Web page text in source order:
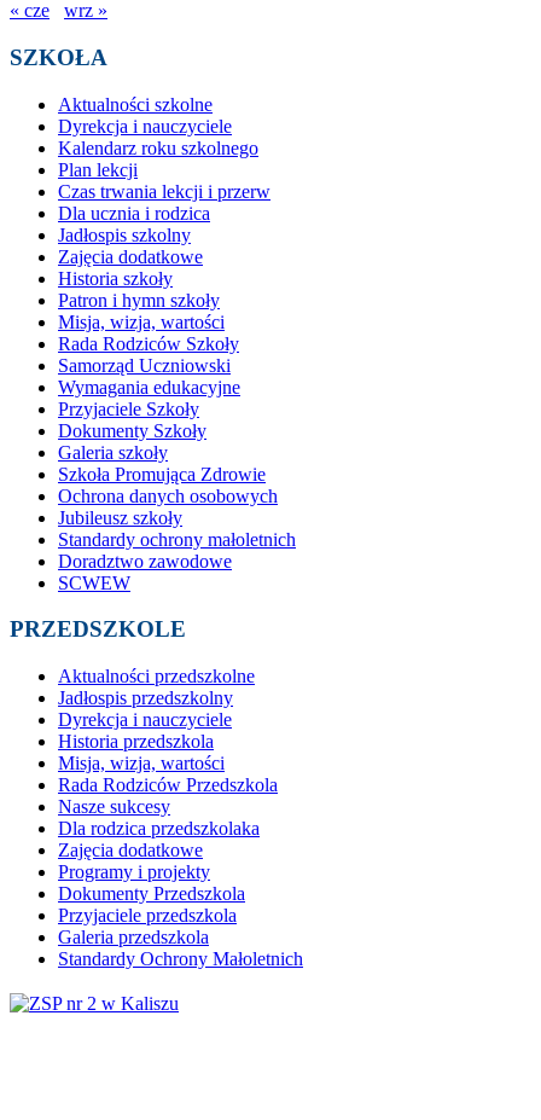
« cze
wrz »
SZKOŁA
Aktualności szkolne
Dyrekcja i nauczyciele
Kalendarz roku szkolnego
Plan lekcji
Czas trwania lekcji i przerw
Dla ucznia i rodzica
Jadłospis szkolny
Zajęcia dodatkowe
Historia szkoły
Patron i hymn szkoły
Misja, wizja, wartości
Rada Rodziców Szkoły
Samorząd Uczniowski
Wymagania edukacyjne
Przyjaciele Szkoły
Dokumenty Szkoły
Galeria szkoły
Szkoła Promująca Zdrowie
Ochrona danych osobowych
Jubileusz szkoły
Standardy ochrony małoletnich
Doradztwo zawodowe
SCWEW
PRZEDSZKOLE
Aktualności przedszkolne
Jadłospis przedszkolny
Dyrekcja i nauczyciele
Historia przedszkola
Misja, wizja, wartości
Rada Rodziców Przedszkola
Nasze sukcesy
Dla rodzica przedszkolaka
Zajęcia dodatkowe
Programy i projekty
Dokumenty Przedszkola
Przyjaciele przedszkola
Galeria przedszkola
Standardy Ochrony Małoletnich